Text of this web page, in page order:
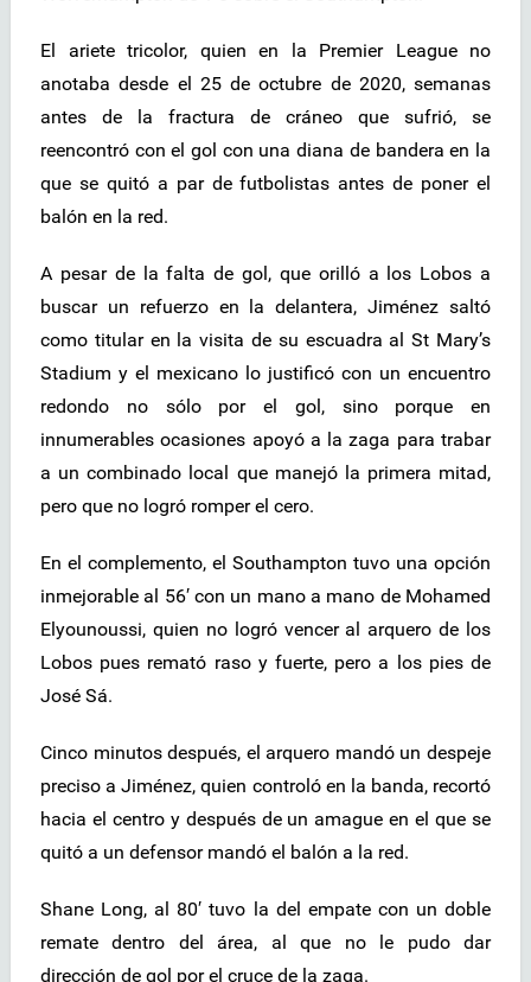
El ariete tricolor, quien en la Premier League no
anotaba desde el 25 de octubre de 2020, semanas
antes de la fractura de cráneo que sufrió, se
reencontró con el gol con una diana de bandera en la
que se quitó a par de futbolistas antes de poner el
balón en la red.
A pesar de la falta de gol, que orilló a los Lobos a
buscar un refuerzo en la delantera, Jiménez saltó
como titular en la visita de su escuadra al St Mary’s
Stadium y el mexicano lo justificó con un encuentro
redondo no sólo por el gol, sino porque en
innumerables ocasiones apoyó a la zaga para trabar
a un combinado local que manejó la primera mitad,
pero que no logró romper el cero.
En el complemento, el Southampton tuvo una opción
inmejorable al 56′ con un mano a mano de Mohamed
Elyounoussi, quien no logró vencer al arquero de los
Lobos pues remató raso y fuerte, pero a los pies de
José Sá.
Cinco minutos después, el arquero mandó un despeje
preciso a Jiménez, quien controló en la banda, recortó
hacia el centro y después de un amague en el que se
quitó a un defensor mandó el balón a la red.
Shane Long, al 80′ tuvo la del empate con un doble
remate dentro del área, al que no le pudo dar
dirección de gol por el cruce de la zaga.